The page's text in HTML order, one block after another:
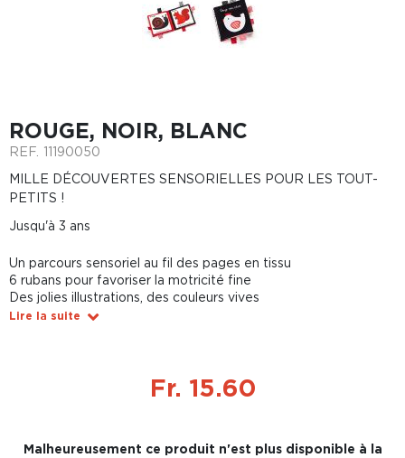
ROUGE, NOIR, BLANC
REF. 11190050
MILLE DÉCOUVERTES SENSORIELLES POUR LES TOUT-
PETITS !
Jusqu'à 3 ans
Un parcours sensoriel au fil des pages en tissu
6 rubans pour favoriser la motricité fine
Des jolies illustrations, des couleurs vives
Lire la suite
Fr. 15.60
Malheureusement ce produit n'est plus disponible à la